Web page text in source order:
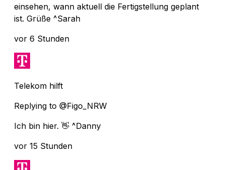
einsehen, wann aktuell die Fertigstellung geplant
ist. Grüße ^Sarah
vor 6 Stunden
Telekom hilft
Replying to @Figo_NRW
Ich bin hier. 👋 ^Danny
vor 15 Stunden